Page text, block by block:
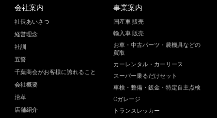
会社案内
社長あいさつ
経営理念
社訓
五誓
千葉商会がお客様に誇れること
会社概要
沿革
店舗紹介
事業案内
国産車 販売
輸入車 販売
お車・中古パーツ・農機具などの
買取
カーレンタル・カーリース
スーパー乗るだけセット
車検・整備・鈑金・特定自主点検
Cガレージ
トランスレッカー